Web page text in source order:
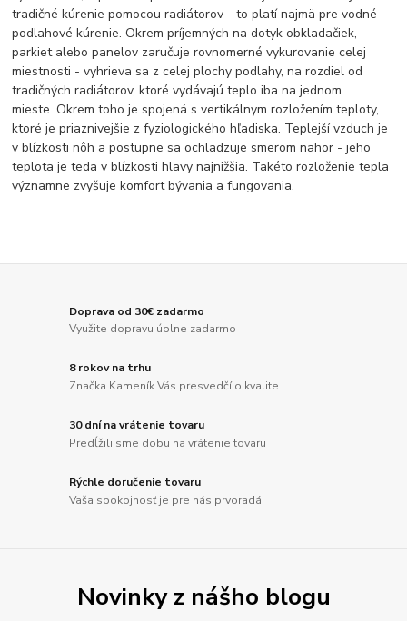
tradičné kúrenie pomocou radiátorov - to platí najmä pre vodné
podlahové kúrenie. Okrem príjemných na dotyk obkladačiek,
parkiet alebo panelov zaručuje rovnomerné vykurovanie celej
miestnosti - vyhrieva sa z celej plochy podlahy, na rozdiel od
tradičných radiátorov, ktoré vydávajú teplo iba na jednom
mieste. Okrem toho je spojená s vertikálnym rozložením teploty,
ktoré je priaznivejšie z fyziologického hľadiska. Teplejší vzduch je
v blízkosti nôh a postupne sa ochladzuje smerom nahor - jeho
teplota je teda v blízkosti hlavy najnižšia. Takéto rozloženie tepla
významne zvyšuje komfort bývania a fungovania.
Doprava od 30€ zadarmo
Využite dopravu úplne zadarmo
8 rokov na trhu
Značka Kameník Vás presvedčí o kvalite
30 dní na vrátenie tovaru
Predĺžili sme dobu na vrátenie tovaru
Rýchle doručenie tovaru
Vaša spokojnosť je pre nás prvoradá
Novinky z nášho blogu